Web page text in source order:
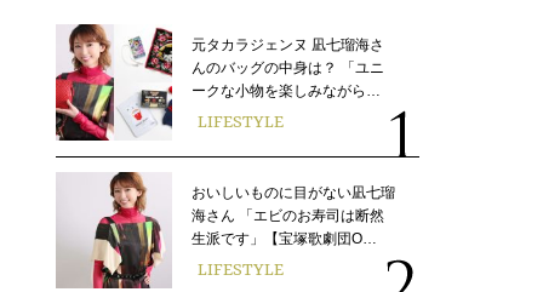
元タカラジェンヌ 凪七瑠海さ
んのバッグの中身は？ 「ユニ
ークな小物を楽しみながら…
LIFESTYLE
おいしいものに目がない凪七瑠
海さん 「エビのお寿司は断然
生派です」【宝塚歌劇団O…
LIFESTYLE